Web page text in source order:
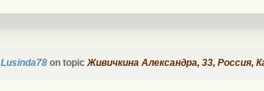
Lusinda78on topicЖивичкина Александра, 33, Россия,